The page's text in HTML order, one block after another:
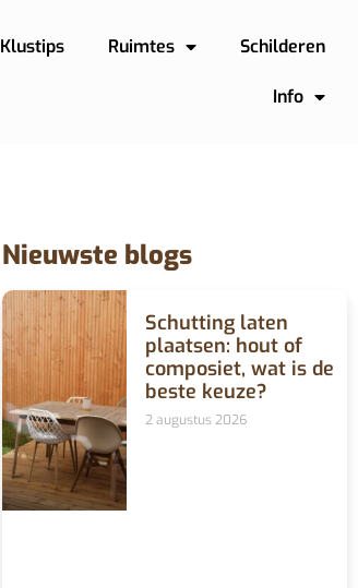
Klustips Ruimtes Schilderen
Info
Nieuwste blogs
Schutting laten
plaatsen: hout of
composiet, wat is de
beste keuze?
2 augustus 2026